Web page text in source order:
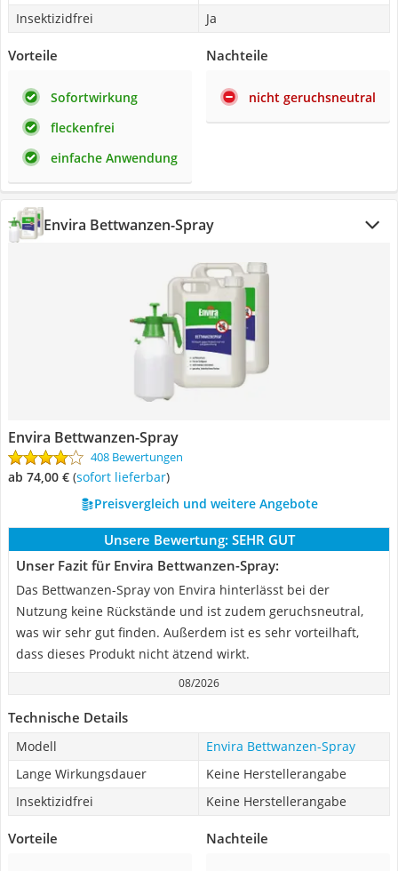
Insektizidfrei
Ja
Vorteile
Sofortwirkung
fleckenfrei
einfache Anwendung
Nachteile
nicht geruchsneutral
Envira Bettwanzen-Spray
Envira Bettwanzen-Spray
408 Bewertungen
ab 74,00 € ( Sofort lieferbar)
Preisvergleich und weitere Angebote
Unsere Bewertung: SEHR GUT
Unser Fazit für Envira Bettwanzen-Spray:
Das Bettwanzen-Spray von Envira hinterlässt bei der
Nutzung keine Rückstände und ist zudem geruchsneutral,
was wir sehr gut finden. Außerdem ist es sehr vorteilhaft,
dass dieses Produkt nicht ätzend wirkt.
08/2026
Technische Details
Modell
Envira Bettwanzen-Spray
Lange Wirkungsdauer
Keine Herstellerangabe
Insektizidfrei
Keine Herstellerangabe
Vorteile Nachteile